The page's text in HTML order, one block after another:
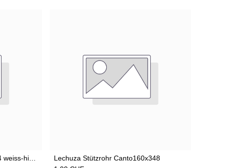
Add to Cart
Lechuza Stützrohr Canto160x348